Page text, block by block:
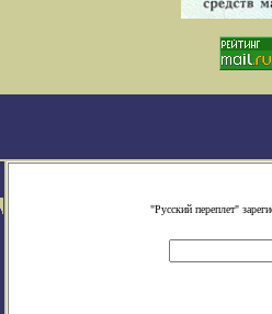
"Русский переплет"